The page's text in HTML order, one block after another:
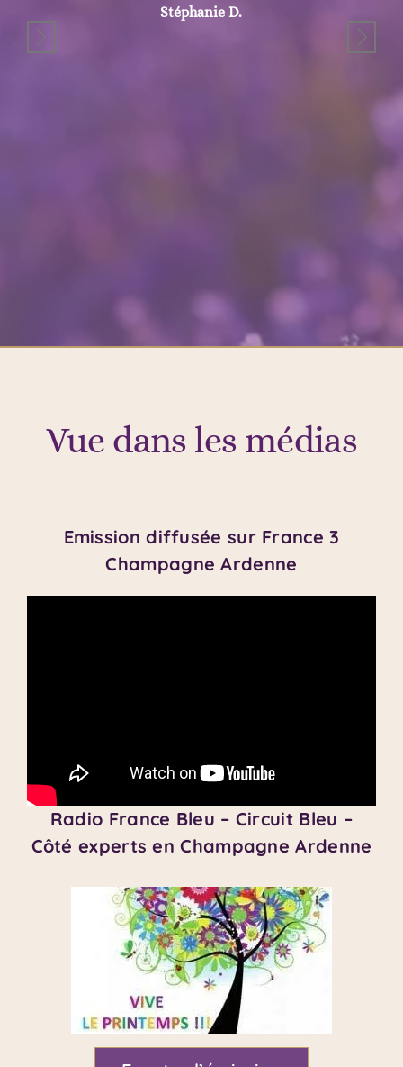
Stéphanie D.
Vue dans les médias
Emission diffusée sur France 3
Champagne Ardenne
Radio France Bleu – Circuit Bleu –
Côté experts en Champagne Ardenne